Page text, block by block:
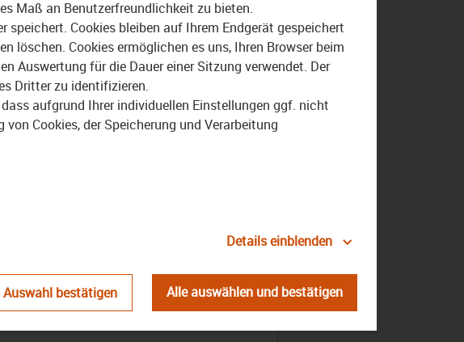
Das Magazin Der Bezirk
Günther Denzler Katja Bittner
Klinikum Krankenhaus
Oberfranken TV Oberfranken
TVO
Maß an Benutzerfreundlichkeit zu bieten.
speichert. Cookies bleiben auf Ihrem Endgerät gespeichert
löschen. Cookies ermöglichen es uns, Ihren Browser beim
Auswertung für die Dauer einer Sitzung verwendet. Der
Dritter zu identifizieren.
aufgrund Ihrer individuellen Einstellungen ggf. nicht
Cookies, der Speicherung und Verarbeitung
Details einblenden
Auswahl bestätigen Alle auswählen und bestätigen